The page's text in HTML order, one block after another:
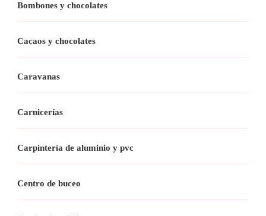
Bombones y chocolates
Cacaos y chocolates
Caravanas
Carnicerías
Carpintería de aluminio y pvc
Centro de buceo